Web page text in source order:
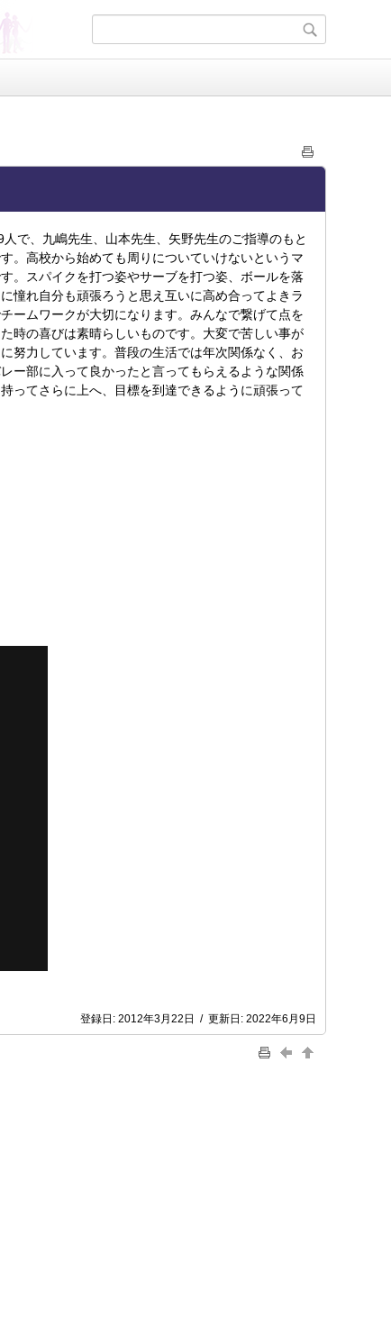
人で、九嶋先生、山本先生、矢野先生のご指導のもと
。高校から始めても周りについていけないというマ
。スパイクを打つ姿やサーブを打つ姿、ボールを落
憧れ自分も頑張ろうと思え互いに高め合ってよきラ
ームワークが大切になります。みんなで繋げて点を
時の喜びは素晴らしいものです。大変で苦しい事が
努力しています。普段の生活では年次関係なく、お
ー部に入って良かったと言ってもらえるような関係
ってさらに上へ、目標を到達できるように頑張って
登録日: 2012年3月22日 / 更新日: 2022年6月9日